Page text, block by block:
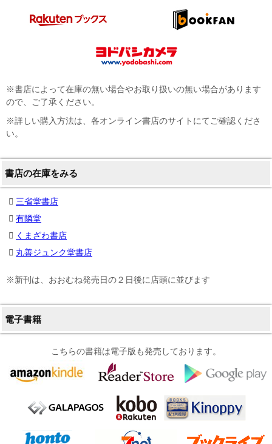
※書店によって在庫の無い場合やお取り扱いの無い場合があります
ので、ご了承ください。
※詳しい購入方法は、各オンライン書店のサイトにてご確認くださ
い。
書店の在庫をみる
三省堂書店
有隣堂
くまざわ書店
丸善ジュンク堂書店
※新刊は、おおむね発売日の２日後に店頭に並びます
電子書籍
こちらの書籍は電子版も発売しております。